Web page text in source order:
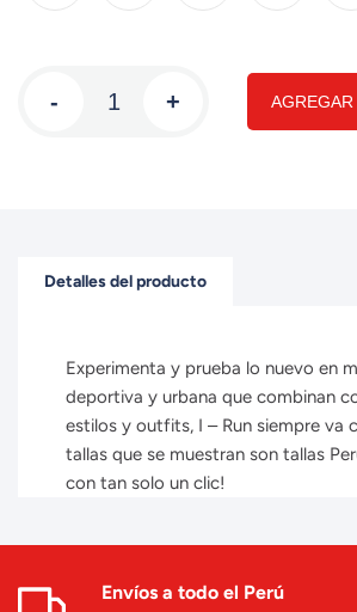
- +
Detalles del producto
Experimenta y prueba lo nuevo en
deportiva y urbana que combinan
estilos y outfits, I – Run siempre va
tallas que se muestran son tallas
con tan solo un clic!
Envíos a todo el Perú